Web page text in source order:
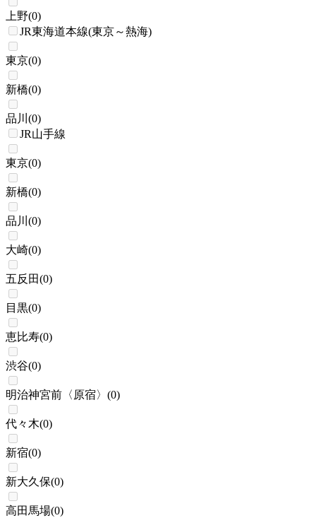
上野(0)
JR東海道本線(東京～熱海)
東京(0)
新橋(0)
品川 (0)
JR山手線
東京(0)
新橋(0)
品川 (0)
大崎(0)
五反田(0)
目黒(0)
恵比寿(0)
渋谷(0)
明治神宮前〈原宿〉 (0)
代々木(0)
新宿(0)
新大久保(0)
高田馬場(0)